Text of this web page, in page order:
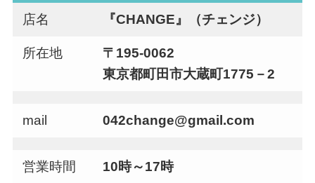
店名 『CHANGE』（チェンジ）
所在地
〒195-0062
東京都町田市大蔵町1775－2
mail 042change@gmail.com
営業時間 10時～17時